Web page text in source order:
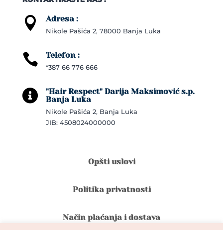
 Adresa :
Nikole Pašića 2, 78000 Banja Luka
 Telefon :
*387 66 776 666

"Hair Respect" Darija Maksimović s.p.
Banja Luka
Nikole Pašića 2, Banja Luka
JIB: 4508024000000
Opšti uslovi
Politika privatnosti
Način plaćanja i dostava